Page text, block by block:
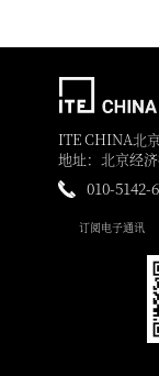
ITE CHINA北
地址：北京经
010-5142-
订阅电子通讯